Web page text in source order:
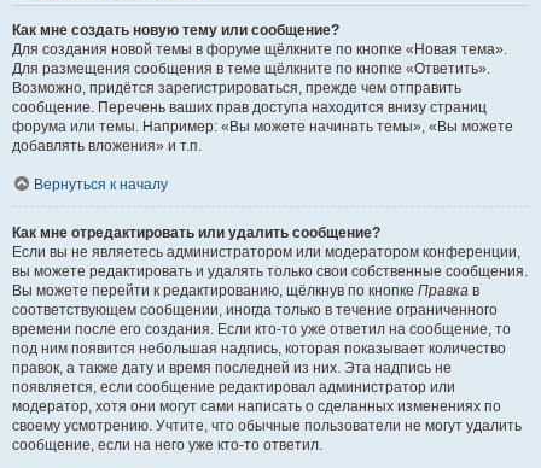
Как мне создать новую тему или сообщение?
Для создания новой темы в форуме щёлкните по кнопке «Новая тема».
Для размещения сообщения в теме щёлкните по кнопке «Ответить».
Возможно, придётся зарегистрироваться, прежде чем отправить
сообщение. Перечень ваших прав доступа находится внизу страниц
форума или темы. Например: «Вы можете начинать темы», «Вы можете
добавлять вложения» и т.п.
Вернуться к началу
Как мне отредактировать или удалить сообщение?
Если вы не являетесь администратором или модератором конференции,
вы можете редактировать и удалять только свои собственные сообщения.
Вы можете перейти к редактированию, щёлкнув по кнопке Правка в
соответствующем сообщении, иногда только в течение ограниченного
времени после его создания. Если кто-то уже ответил на сообщение, то
под ним появится небольшая надпись, которая показывает количество
правок, а также дату и время последней из них. Эта надпись не
появляется, если сообщение редактировал администратор или
модератор, хотя они могут сами написать о сделанных изменениях по
своему усмотрению. Учтите, что обычные пользователи не могут удалить
сообщение, если на него уже кто-то ответил.